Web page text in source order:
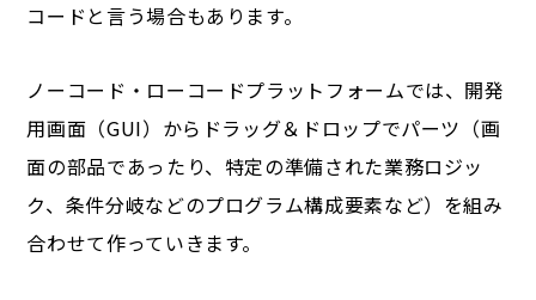
コードと言う場合もあります。
ノーコード・ローコードプラットフォームでは、開発
用画面（GUI）からドラッグ＆ドロップでパーツ（画
面の部品であったり、特定の準備された業務ロジッ
ク、条件分岐などのプログラム構成要素など）を組み
合わせて作っていきます。